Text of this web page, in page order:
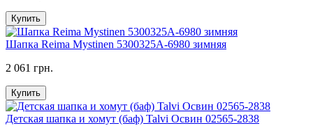
Купить
Шапка Reima Mystinen 5300325A-6980 зимняя
2 061 грн.
Купить
Детская шапка и хомут (баф) Talvi Освин 02565-2838